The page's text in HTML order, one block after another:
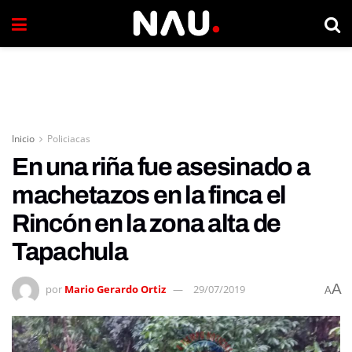
Inicio Policiacas
En una riña fue asesinado a
machetazos en la finca el
Rincón en la zona alta de
Tapachula
por Mario Gerardo Ortiz 29/07/2019 AA